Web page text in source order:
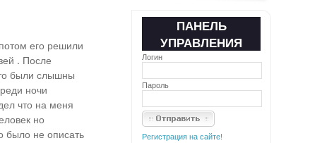
его решили
. После
были слышны
ночи
что на меня
но
было не описать
ПАНЕЛЬ
УПРАВЛЕНИЯ
Логин
Пароль
Регистрация на сайте!